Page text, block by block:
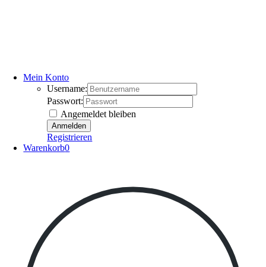
Mein Konto
Username:
Passwort:
Angemeldet bleiben
Registrieren
Warenkorb0